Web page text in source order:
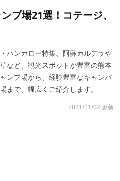
プ場21選！コテージ、
ハンガロー特集。阿蘇カルデラや
など、観光スポットが豊富の熊本
ンプ場から、経験豊富なキャンパ
まで、幅広くご紹介します。
2021/11/02 更新